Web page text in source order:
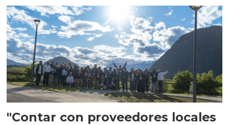
"Contar con proveedores locales